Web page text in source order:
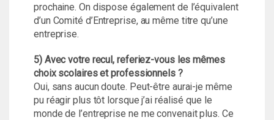
prochaine. On dispose également de l’équivalent
d’un Comité d’Entreprise, au même titre qu’une
entreprise.
5) Avec votre recul, referiez-vous les mêmes
choix scolaires et professionnels ?
Oui, sans aucun doute. Peut-être aurai-je même
pu réagir plus tôt lorsque j’ai réalisé que le
monde de l’entreprise ne me convenait plus. Ce